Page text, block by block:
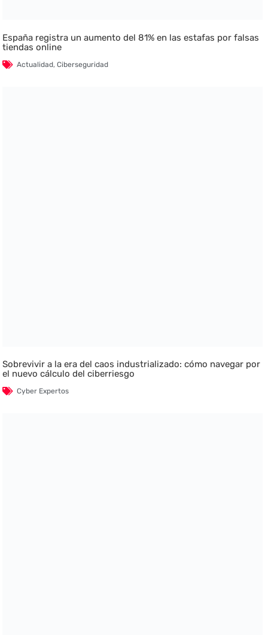
España registra un aumento del 81% en las estafas por falsas
tiendas online
Actualidad,Ciberseguridad
Sobrevivir a la era del caos industrializado: cómo navegar por
el nuevo cálculo del ciberriesgo
Cyber Expertos